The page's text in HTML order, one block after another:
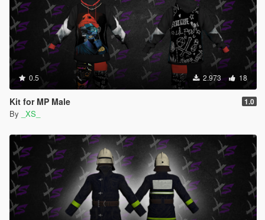
0.5 2.973 18
Kit for MP Male 1.0
By _XS_